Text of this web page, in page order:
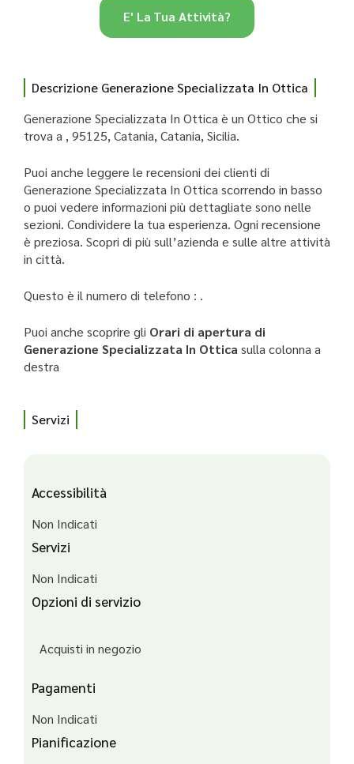
Descrizione Generazione Specializzata In Ottica
Generazione Specializzata In Ottica è un Ottico che si
trova a , 95125, Catania, Catania, Sicilia.
Puoi anche leggere le recensioni dei clienti di
Generazione Specializzata In Ottica scorrendo in basso
o puoi vedere informazioni più dettagliate sono nelle
sezioni. Condividere la tua esperienza. Ogni recensione
è preziosa. Scopri di più sull’azienda e sulle altre attività
in città.
Questo è il numero di telefono : .
Puoi anche scoprire gli Orari di apertura di
Generazione Specializzata In Ottica sulla colonna a
destra
Servizi
Accessibilità
Non Indicati
Servizi
Non Indicati
Opzioni di servizio
Acquisti in negozio
Pagamenti
Non Indicati
Pianificazione
E' La Tua Attività?